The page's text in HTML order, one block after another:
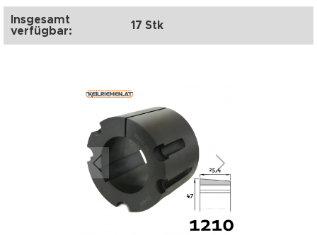
Insgesamt
verfügbar:
17 Stk